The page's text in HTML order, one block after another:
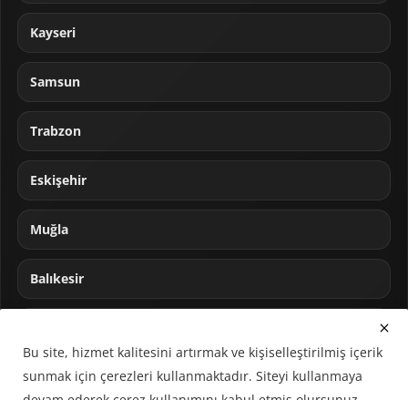
Kayseri
Samsun
Trabzon
Eskişehir
Muğla
Balıkesir
Bu site, hizmet kalitesini artırmak ve kişiselleştirilmiş içerik
sunmak için çerezleri kullanmaktadır. Siteyi kullanmaya